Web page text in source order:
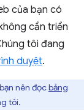
của bạn có
cần triển
tôi đang
duyệt.
nên đọcbảng
tôi.